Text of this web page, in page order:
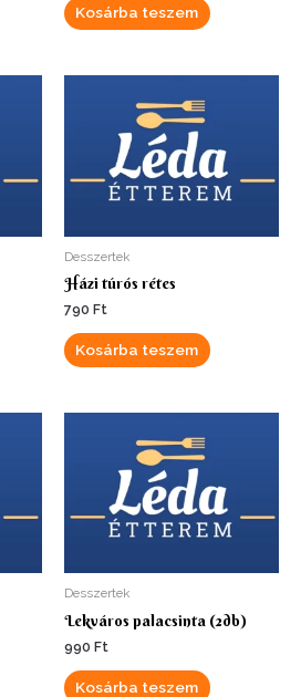
Kosárba teszem
Desszertek
Házi túrós rétes
790 Ft
Kosárba teszem
Desszertek
Lekváros palacsinta (2db)
990 Ft
Kosárba teszem